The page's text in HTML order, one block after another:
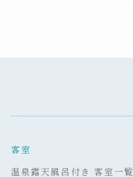
客室
温泉露天風呂付き 客室一覧